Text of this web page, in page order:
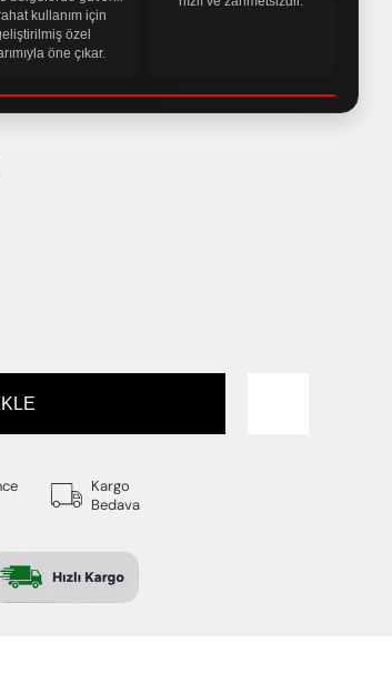
kullanım için
özel
öne çıkar.
Kargo
Bedava